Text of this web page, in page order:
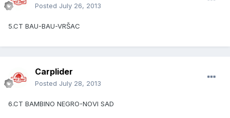
Posted July 26, 2013
5.CT BAU-BAU-VRŠAC
Carplider
Posted July 28, 2013
6.CT BAMBINO NEGRO-NOVI SAD